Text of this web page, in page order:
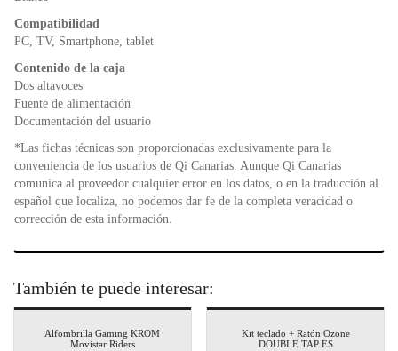
Compatibilidad
PC, TV, Smartphone, tablet
Contenido de la caja
Dos altavoces
Fuente de alimentación
Documentación del usuario
*Las fichas técnicas son proporcionadas exclusivamente para la
conveniencia de los usuarios de Qi Canarias. Aunque Qi Canarias
comunica al proveedor cualquier error en los datos, o en la traducción al
español que localiza, no podemos dar fe de la completa veracidad o
corrección de esta información.
También te puede interesar:
Alfombrilla Gaming KROM
Movistar Riders
Kit teclado + Ratón Ozone
DOUBLE TAP ES